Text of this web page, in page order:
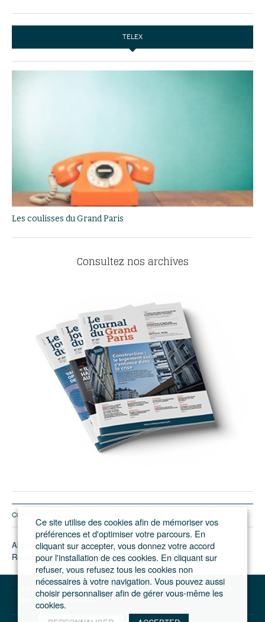
TELEX
Les coulisses du Grand Paris
Consultez nos archives
CONTACTEZ LE JGP
Abonnement/pub
Rédaction
Le journal du Grand Paris – L'actualité du développement de l'Ile-de-France
Votre compte
Se connecter
Ce site utilise des cookies afin de mémoriser vos
préférences et d'optimiser votre parcours. En
cliquant sur accepter, vous donnez votre accord
pour l'installation de ces cookies. En cliquant sur
refuser, vous refusez tous les cookies non
nécessaires à votre navigation. Vous pouvez aussi
choisir personnaliser afin de gérer vous-même les
cookies.